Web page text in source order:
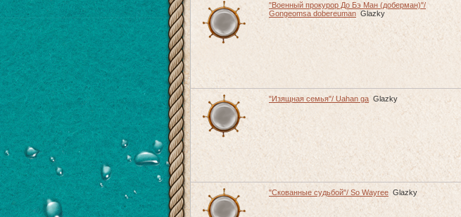
"Военный прокурор До Бэ Ман (доберман)"/
Gongeomsa dobereuman Glazky
"Изящная семья"/ Uahan ga Glazky
"Скованные судьбой"/ So Wayree Glazky